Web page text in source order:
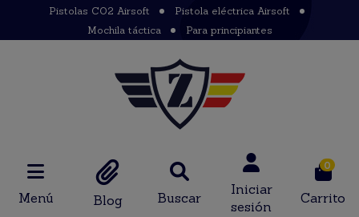
Pistolas CO2 Airsoft
Pistola eléctrica Airsoft
Mochila táctica
Para principiantes
Menú Blog Buscar
Iniciar
sesión
0
Carrito